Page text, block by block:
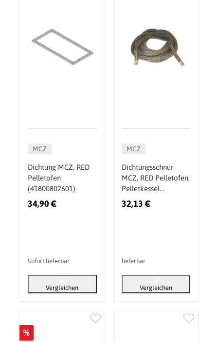
MCZ
Dichtung MCZ, RED
Pelletofen
(41800802601)
34,90 €
Sofort lieferbar
Vergleichen
MCZ
Dichtungsschnur
MCZ, RED Pelletofen,
Pelletkessel
(4120103A)
32,13 €
lieferbar
Vergleichen
%